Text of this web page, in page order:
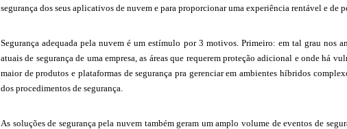
segurança dos seus aplicativos de nuvem e para proporcionar uma experiência rentável e de
Segurança adequada pela nuvem é um estímulo por 3 motivos. Primeiro: em tal grau nos
atuais de segurança de uma empresa, as áreas que requerem proteção adicional e onde há
maior de produtos e plataformas de segurança pra gerenciar em ambientes híbridos
dos procedimentos de segurança.
As soluções de segurança pela nuvem também geram um amplo volume de eventos de